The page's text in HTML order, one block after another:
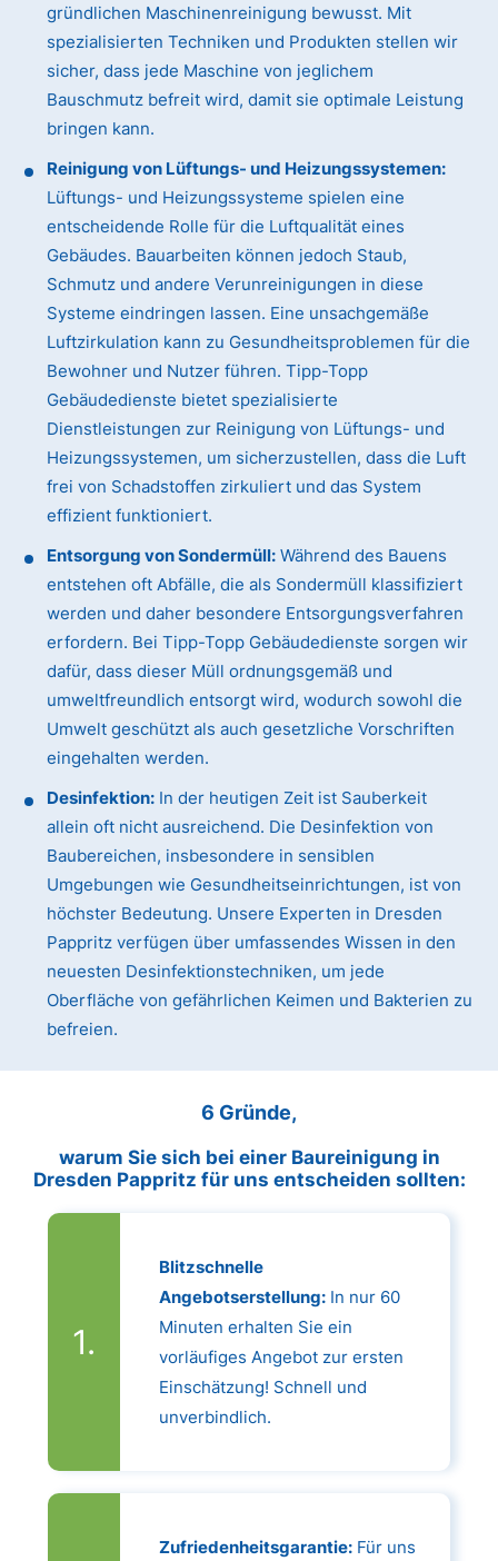
gründlichen Maschinenreinigung bewusst. Mit
spezialisierten Techniken und Produkten stellen wir
sicher, dass jede Maschine von jeglichem
Bauschmutz befreit wird, damit sie optimale Leistung
bringen kann.
Reinigung von Lüftungs- und Heizungssystemen:
Lüftungs- und Heizungssysteme spielen eine
entscheidende Rolle für die Luftqualität eines
Gebäudes. Bauarbeiten können jedoch Staub,
Schmutz und andere Verunreinigungen in diese
Systeme eindringen lassen. Eine unsachgemäße
Luftzirkulation kann zu Gesundheitsproblemen für die
Bewohner und Nutzer führen. Tipp-Topp
Gebäudedienste bietet spezialisierte
Dienstleistungen zur Reinigung von Lüftungs- und
Heizungssystemen, um sicherzustellen, dass die Luft
frei von Schadstoffen zirkuliert und das System
effizient funktioniert.
Entsorgung von Sondermüll: Während des Bauens
entstehen oft Abfälle, die als Sondermüll klassifiziert
werden und daher besondere Entsorgungsverfahren
erfordern. Bei Tipp-Topp Gebäudedienste sorgen wir
dafür, dass dieser Müll ordnungsgemäß und
umweltfreundlich entsorgt wird, wodurch sowohl die
Umwelt geschützt als auch gesetzliche Vorschriften
eingehalten werden.
Desinfektion: In der heutigen Zeit ist Sauberkeit
allein oft nicht ausreichend. Die Desinfektion von
Baubereichen, insbesondere in sensiblen
Umgebungen wie Gesundheitseinrichtungen, ist von
höchster Bedeutung. Unsere Experten in Dresden
Pappritz verfügen über umfassendes Wissen in den
neuesten Desinfektionstechniken, um jede
Oberfläche von gefährlichen Keimen und Bakterien zu
befreien.
6 Gründe,
warum Sie sich bei einer Baureinigung in
Dresden Pappritz für uns entscheiden sollten:
Blitzschnelle
Angebotserstellung:In nur 60
Minuten erhalten Sie ein
vorläufiges Angebot zur ersten
Einschätzung! Schnell und
unverbindlich.
Zufriedenheitsgarantie:Für uns